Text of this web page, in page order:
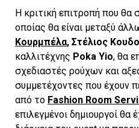
Η κριτική επιτροπή που θα
οποίας θα είναι μεταξύ
Κουρμπέλα, Στέλιος
καλλιτέχνης Poka Yio, θα
σχεδιαστές ρούχων και
συμμετέχοντες που έχουν
από το Fashion Room
επιλεγμένοι δημιουργοί θα